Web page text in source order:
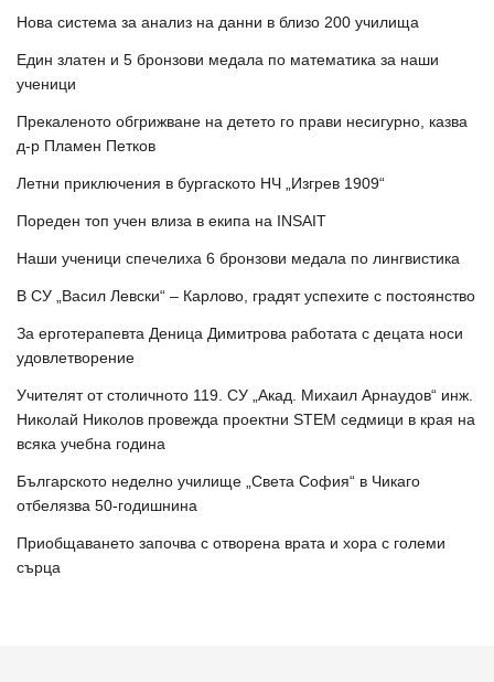
Нова система за анализ на данни в близо 200 училища
Един златен и 5 бронзови медала по математика за наши
ученици
Прекаленото обгрижване на детето го прави несигурно, казва
д-р Пламен Петков
Летни приключения в бургаското НЧ „Изгрев 1909“
Пореден топ учен влиза в екипа на INSAIT
Наши ученици спечелиха 6 бронзови медала по лингвистика
В СУ „Васил Левски“ – Карлово, градят успехите с постоянство
За ерготерапевта Деница Димитрова работата с децата носи
удовлетворение
Учителят от столичното 119. СУ „Акад. Михаил Арнаудов“ инж.
Николай Николов провежда проектни STEM седмици в края на
всяка учебна година
Българското неделно училище „Света София“ в Чикаго
отбелязва 50-годишнина
Приобщаването започва с отворена врата и хора с големи
сърца